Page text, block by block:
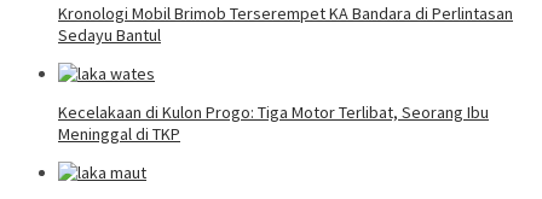
Kronologi Mobil Brimob Terserempet KA Bandara di Perlintasan
Sedayu Bantul
Kecelakaan di Kulon Progo: Tiga Motor Terlibat, Seorang Ibu
Meninggal di TKP